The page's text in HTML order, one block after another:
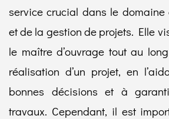
service crucial dans le domaine
et de la gestion de projets. Elle
le maître d’ouvrage tout au
réalisation d’un projet, en
bonnes décisions et à
travaux. Cependant, il est